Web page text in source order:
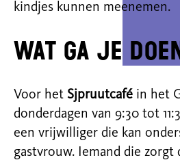
kindjes kunnen meenemen.
Wat ga je
Voor het Sjpruutcafé in het
donderdagen van 9:30 tot
een vrijwilliger die kan
gastvrouw. Iemand die zorgt